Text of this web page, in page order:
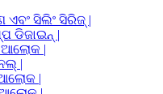
ଏବଂ ସିଲିଂ ସିରିଜ୍ |
ଡିଜାଇନ୍ |
ଆଲୋକ |
|
|